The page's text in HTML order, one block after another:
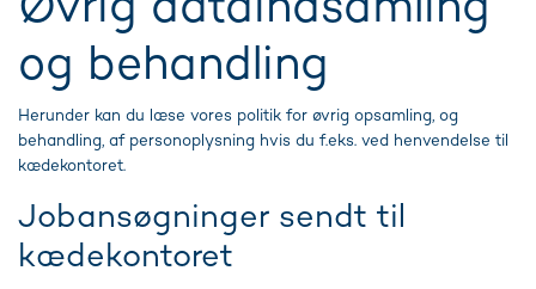
og behandling
Herunder kan du læse vores politik for øvrig opsamling, og
behandling, af personoplysning hvis du f.eks. ved henvendelse til
kædekontoret.
Jobansøgninger sendt til
kædekontoret